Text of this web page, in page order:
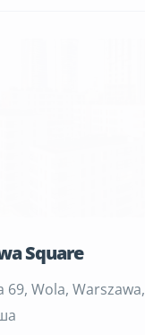
Square
69, Wola, Warszawa,